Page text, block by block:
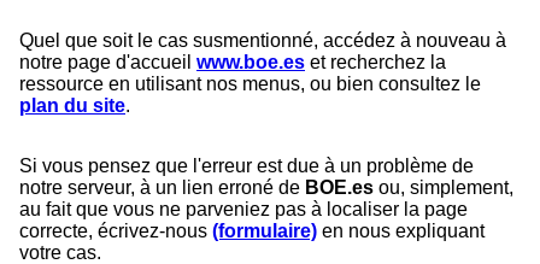
Quel que soit le cas susmentionné, accédez à nouveau à
notre page d'accueil www.boe.es et recherchez la
ressource en utilisant nos menus, ou bien consultez le
plan du site.
Si vous pensez que l'erreur est due à un problème de
notre serveur, à un lien erroné de BOE.es ou, simplement,
au fait que vous ne parveniez pas à localiser la page
correcte, écrivez-nous (formulaire) en nous expliquant
votre cas.